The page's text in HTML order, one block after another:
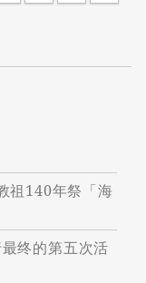
祖140年祭「海
终的第五次活